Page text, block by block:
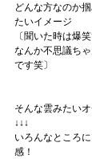
どんな方なのか
たいイメージ
〔聞いた時は爆
なんか不思議ち
です笑〕
そんな雲みたい
↓↓↓
いろんなところ
感！